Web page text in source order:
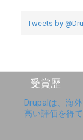
Tweets by
受賞歴
Drupalは、海
高い評価を得て